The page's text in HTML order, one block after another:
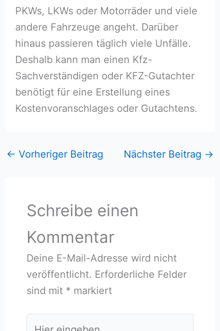
PKWs, LKWs oder Motorräder und viele
andere Fahrzeuge angeht. Darüber
hinaus passieren täglich viele Unfälle.
Deshalb kann man einen Kfz-
Sachverständigen oder KFZ-Gutachter
benötigt für eine Erstellung eines
Kostenvoranschlages oder Gutachtens.
← Vorheriger Beitrag Nächster Beitrag →
Schreibe einen
Kommentar
Deine E-Mail-Adresse wird nicht
veröffentlicht. Erforderliche Felder
sind mit * markiert